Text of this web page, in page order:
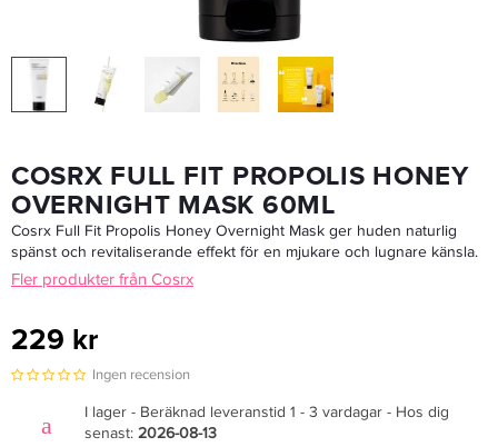
LÄGG I VARUKORGEN
COSRX FULL FIT PROPOLIS HONEY
OVERNIGHT MASK 60ML
Cosrx Full Fit Propolis Honey Overnight Mask ger huden naturlig
spänst och revitaliserande effekt för en mjukare och lugnare känsla.
Fler produkter från Cosrx
229 kr
Ingen recension
I lager - Beräknad leveranstid 1 - 3 vardagar - Hos dig
senast: 2026-08-13